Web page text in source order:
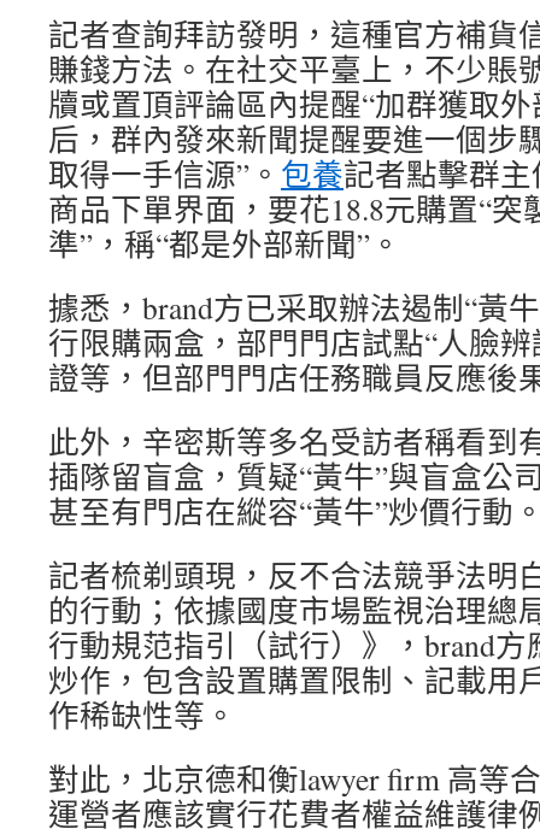
記者查詢拜訪發明，這種官方補貨
賺錢方法。在社交平臺上，不少賬
牘或置頂評論區內提醒“加群獲取
后，群內發來新聞提醒要進一個步
取得一手信源”。 包養記者點擊群
商品下單界面，要花18.8元購置“
準”，稱“都是外部新聞”。
據悉，brand方已采取辦法遏制“黃
行限購兩盒，部門門店試點“人臉
證等，但部門門店任務職員反應後
此外，辛密斯等多名受訪者稱看到
插隊留盲盒，質疑“黃牛”與盲盒公
甚至有門店在縱容“黃牛”炒價行動
記者梳剃頭現，反不合法競爭法明
的行動；依據國度市場監視治理總
行動規范指引（試行）》，brand
炒作，包含設置購置限制、記載用
作稀缺性等。
對此，北京德和衡lawyer firm 高等
運營者應該實行花費者權益維護律